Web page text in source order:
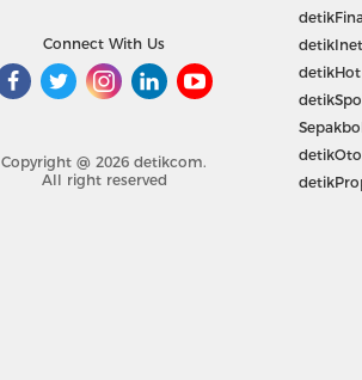
Connect With Us
Copyright @ 2026 detikcom.
All right reserved
detikInet
detikHot
detikOto